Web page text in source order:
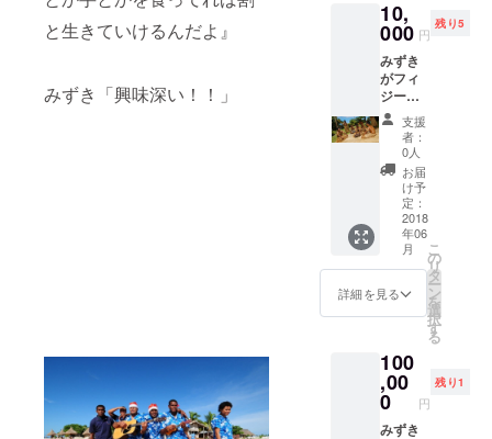
と生きていけるんだよ』
みずき「興味深い！！」
10,
000 円
残り5
みずき
がフィ
ジーで
学んで
きた手
料理を
食べら
れる権
利(交通
費別
途) 記
念写
真 み
ずきの
ありが
とう動
リジナ
ル体験
レポー
ト
支援
者：
0人
お届
け予
定：
2018
年06
月
詳細を見る
こ
の
リ
タ
ー
ン
を
選
択
す
る
100
,00
0 円
残り1
みずき